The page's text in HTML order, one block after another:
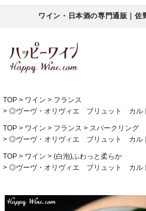
ワイン・日本酒の専門通販｜
TOP ワイン
フランス
◎ヴーヴ・オリヴィエ ブリュット カル
TOP ワイン フランス
スパークリング
◎ヴーヴ・オリヴィエ ブリュット カル
TOP ワイン
(白泡)ふわっと柔らか
◎ヴーヴ・オリヴィエ ブリュット カル